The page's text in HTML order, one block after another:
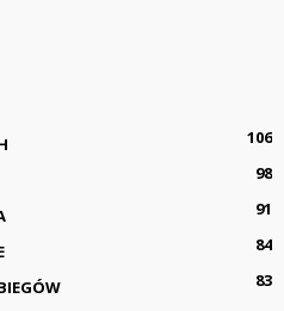
106
98
91
84
83